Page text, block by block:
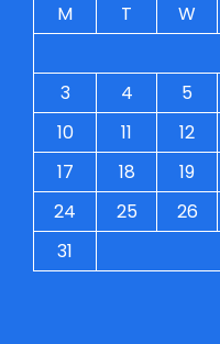
M
T W
3
4 5
10
11 12
17
18 19
24
25 26
31